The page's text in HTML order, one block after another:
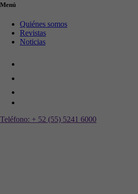
Menú
Quiénes somos
Revistas
Noticias
Teléfono: + 52 (55) 5241 6000